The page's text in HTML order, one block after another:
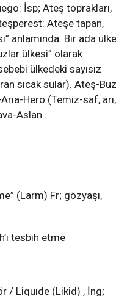
İsp; Ateş toprakları,
Ateşe tapan,
anlamında. Bir ada
ülkesi” olarak
ülkedeki sayısız
sıcak sular). Ateş-Buz
Hero (Temiz-saf, arı,
Aslan…
(Larm) Fr; gözyaşı,
tesbih etme
/ Liquıde (Likid) , İng;